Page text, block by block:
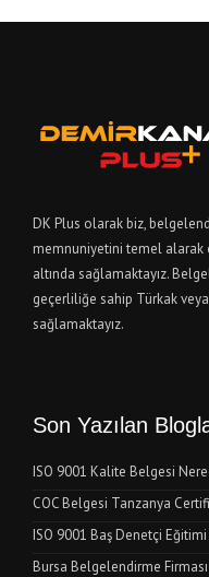
DK Plus olarak biz,
memnuniyetini temel alarak
altında sağlamaktayız.
geçerliliğe sahip Türkak
sağlamaktayız.
Son Yazılan
ISO 9001 Kalite Belgesi
COC Belgesi Tanzanya
ISO 9001 Baş Denetçi Eğitimi
Bursa Belgelendirme